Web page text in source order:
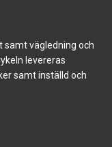
samt vägledning och
levereras
samt inställd och